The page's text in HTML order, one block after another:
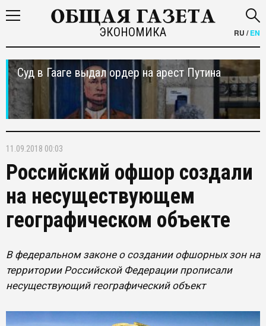
ЭКОНОМИКА RU /EN
Суд в Гааге выдал ордер на арест Путина
11.09.2018 00:03
Российский офшор создали
на несуществующем
географическом объекте
В федеральном законе о создании офшорных зон на
территории Российской Федерации прописали
несуществующий географический объект